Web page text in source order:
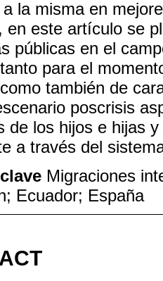
la misma en
en este artículo se
públicas en el
para el
también de
poscrisis
de los hijos e hijas
a través del
Migraciones
Ecuador; España